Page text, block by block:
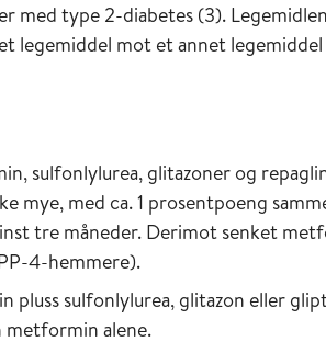
type 2-diabetes (3).
legemiddel mot et annet
sulfonlylurea, glitazoner og
mye, med ca. 1 prosentpoeng
tre måneder. Derimot senket
4-hemmere).
pluss sulfonlylurea, glitazon eller
metformin alene.